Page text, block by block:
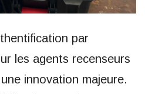
par
les agents recenseurs
innovation majeure.